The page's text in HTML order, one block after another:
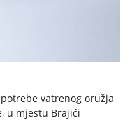
vatrenog oružja
u mjestu Brajići